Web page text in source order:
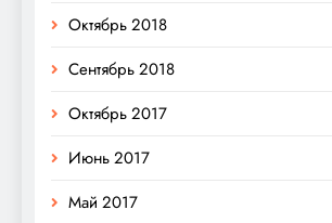
Октябрь 2018
Сентябрь 2018
Октябрь 2017
Июнь 2017
Май 2017